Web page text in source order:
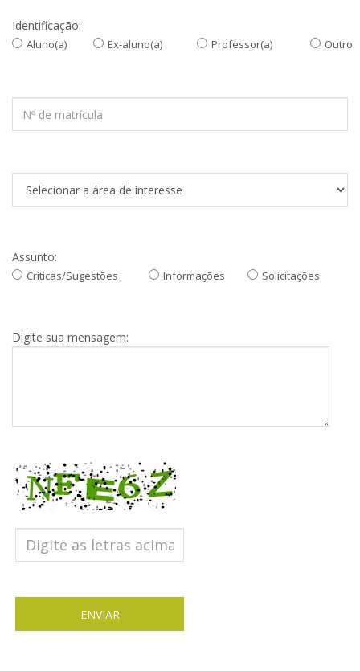
Identificação:
Aluno(a) Ex-aluno(a) Professor(a) Outro
Assunto:
Críticas/Sugestões Informações Solicitações
Digite sua mensagem: